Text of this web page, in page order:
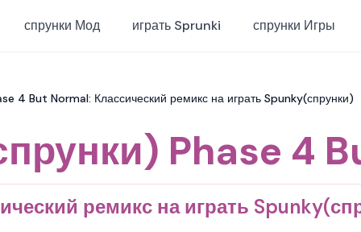
спрунки Мод играть Sprunki спрунки Игры
4 But Normal: Классический ремикс на играть Spunky(спрунки)
Phase 4
ремикс на играть